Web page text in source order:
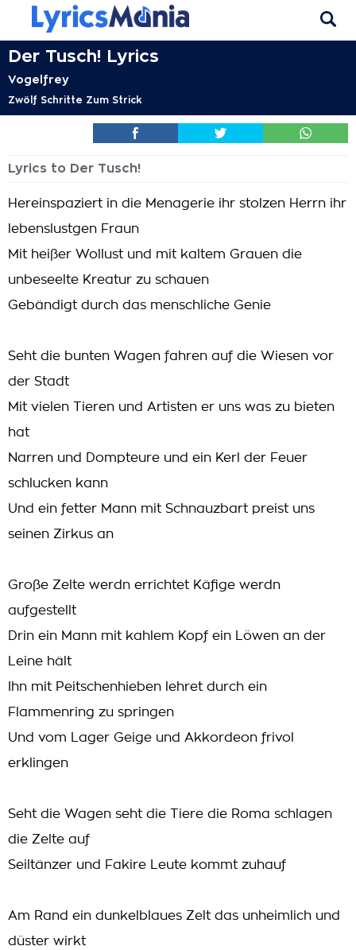
Der Tusch! Lyrics
Vogelfrey
Zwölf Schritte Zum Strick
Lyrics to Der Tusch!
Hereinspaziert in die Menagerie ihr stolzen Herrn ihr
lebenslustgen Fraun
Mit heißer Wollust und mit kaltem Grauen die
unbeseelte Kreatur zu schauen
Gebändigt durch das menschliche Genie
Seht die bunten Wagen fahren auf die Wiesen vor
der Stadt
Mit vielen Tieren und Artisten er uns was zu bieten
hat
Narren und Dompteure und ein Kerl der Feuer
schlucken kann
Und ein fetter Mann mit Schnauzbart preist uns
seinen Zirkus an
Große Zelte werdn errichtet Käfige werdn
aufgestellt
Drin ein Mann mit kahlem Kopf ein Löwen an der
Leine hält
Ihn mit Peitschenhieben lehret durch ein
Flammenring zu springen
Und vom Lager Geige und Akkordeon frivol
erklingen
Seht die Wagen seht die Tiere die Roma schlagen
die Zelte auf
Seiltänzer und Fakire Leute kommt zuhauf
Am Rand ein dunkelblaues Zelt das unheimlich und
düster wirkt